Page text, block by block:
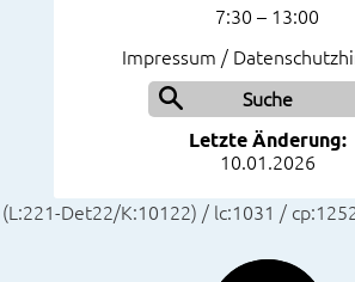
7:30 – 13:00
Impressum /
Suche
Letzte Änderung:
10.01.2026
(L:221-Det22/K:10122) / lc:1031 /